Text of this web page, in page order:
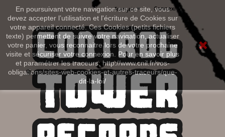
En poursuivant votre navigation sur ce site, vous
devez accepter l’utilisation et l'écriture de Cookies sur
votre appareil connecté. Ces Cookies (petits fichiers
texte) permettent de suivre votre navigation, actualiser
votre panier, vous reconnaitre lors de votre prochaine
visite et sécuriser votre connexion. Pour en savoir plus
et paramétrer les traceurs: http://www.cnil.fr/vos-
obligations/sites-web-cookies-et-autres-traceurs/que-
dit-la-loi/
Connexion
Français